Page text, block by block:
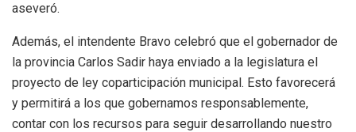
aseveró.
Además, el intendente Bravo celebró que el gobernador de
la provincia Carlos Sadir haya enviado a la legislatura el
proyecto de ley coparticipación municipal. Esto favorecerá
y permitirá a los que gobernamos responsablemente,
contar con los recursos para seguir desarrollando nuestro